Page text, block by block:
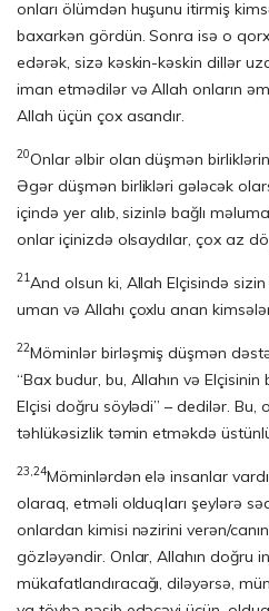
onları ölümdən huşunu itirmiş
baxarkən gördün. Sonra isə o
edərək, sizə kəskin-kəskin dillər
iman etmədilər və Allah onların
Allah üçün çox asandır.
20Onlar əlbir olan düşmən
Əgər düşmən birlikləri gələcək
içində yer alıb, sizinlə bağlı
onlar içinizdə olsaydılar, çox az
21And olsun ki, Allah Elçisində
uman və Allahı çoxlu anan
22Möminlər birləşmiş düşmən
“Bax budur, bu, Allahın və
Elçisi doğru söylədi” – dedilər. Bu,
təhlükəsizlik təmin etməkdə
23,24Möminlərdən elə insanlar
olaraq, etməli olduqları şeylərə
onlardan kimisi nəzirini verən/
gözləyəndir. Onlar, Allahın doğru
mükafatlandıracağı, diləyərsə,